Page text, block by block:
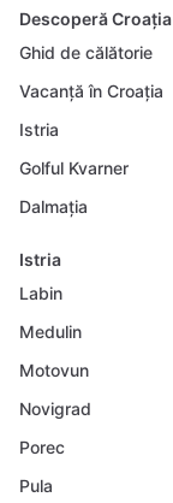
Descoperă Croația
Ghid de călătorie
Vacanță în Croația
Istria
Golful Kvarner
Dalmația
Istria
Labin
Medulin
Motovun
Novigrad
Porec
Pula